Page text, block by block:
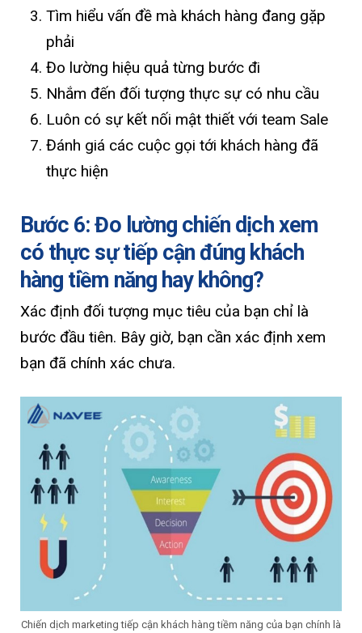
Tìm hiểu vấn đề mà khách hàng đang gặp
phải
Đo lường hiệu quả từng bước đi
Nhắm đến đối tượng thực sự có nhu cầu
Luôn có sự kết nối mật thiết với team Sale
Đánh giá các cuộc gọi tới khách hàng đã
thực hiện
Bước 6: Đo lường chiến dịch xem
có thực sự tiếp cận đúng khách
hàng tiềm năng hay không?
Xác định đối tượng mục tiêu của bạn chỉ là
bước đầu tiên. Bây giờ, bạn cần xác định xem
bạn đã chính xác chưa.
Chiến dịch marketing tiếp cận khách hàng tiềm năng của bạn chính là